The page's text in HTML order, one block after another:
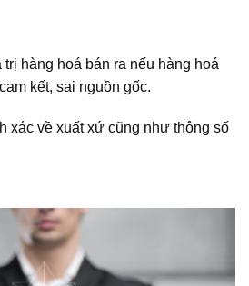
trị hàng hoá bán ra nếu hàng hoá
kết, sai nguồn gốc.
xác về xuất xứ cũng như thông số